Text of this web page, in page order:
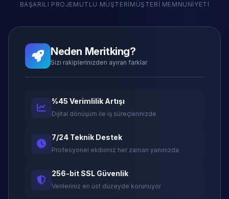
BAŞARILI PROJE MUTLU MÜŞTERI MÜŞTERI MEMNUNIYETI
Neden Meritking?
Sizi rakiplerinizden ayıran farklar
%45 Verimlilik Artışı
Dijital dönüşüm ile iş süreçlerinizde
7/24 Teknik Destek
Profesyonel ekibimiz her zaman yanınızda
256-bit SSL Güvenlik
Verileriniz en üst düzeyde korunuyor